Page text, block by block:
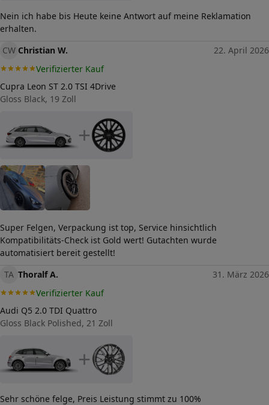
Germany,
Nein ich habe bis Heute keine Antwort auf meine Reklamation
erhalten.
CW Christian W.
22. April 2026
Verifizierter Kauf
Cupra Leon ST 2.0 TSI 4Drive
Gloss Black, 19 Zoll
+
Super Felgen, Verpackung ist top, Service hinsichtlich
Kompatibilitäts-Check ist Gold wert! Gutachten wurde
automatisiert bereit gestellt!
TA Thoralf A.
31. März 2026
Verifizierter Kauf
Audi Q5 2.0 TDI Quattro
Gloss Black Polished, 21 Zoll
+
Sehr schöne felge, Preis Leistung stimmt zu 100%